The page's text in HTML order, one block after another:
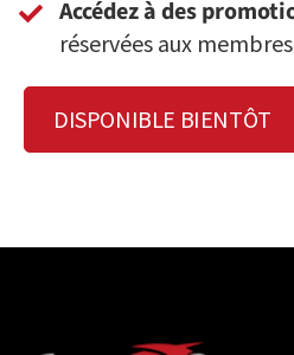
Accédez à des
réservées aux
DISPONIBLE BIENTÔT